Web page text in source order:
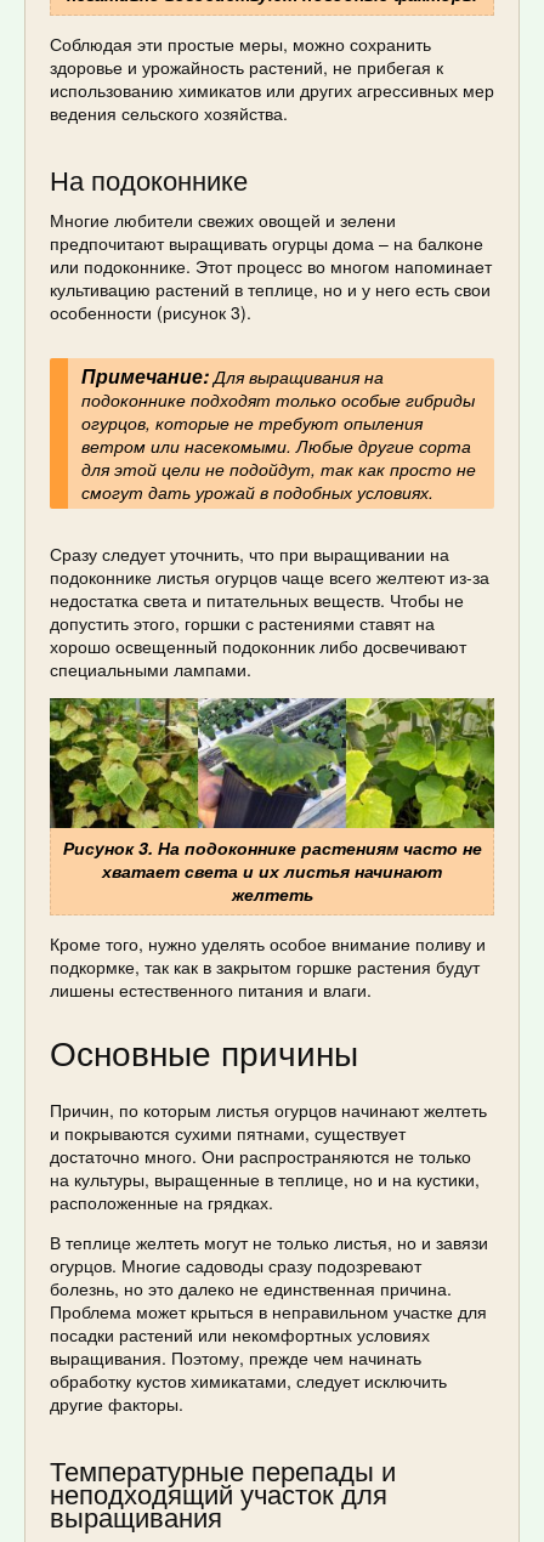
Соблюдая эти простые меры, можно сохранить
здоровье и урожайность растений, не прибегая к
использованию химикатов или других агрессивных мер
ведения сельского хозяйства.
На подоконнике
Многие любители свежих овощей и зелени
предпочитают выращивать огурцы дома – на балконе
или подоконнике. Этот процесс во многом напоминает
культивацию растений в теплице, но и у него есть свои
особенности (рисунок 3).
Примечание:Для выращивания на
подоконнике подходят только особые гибриды
огурцов, которые не требуют опыления
ветром или насекомыми. Любые другие сорта
для этой цели не подойдут, так как просто не
смогут дать урожай в подобных условиях.
Сразу следует уточнить, что при выращивании на
подоконнике листья огурцов чаще всего желтеют из-за
недостатка света и питательных веществ. Чтобы не
допустить этого, горшки с растениями ставят на
хорошо освещенный подоконник либо досвечивают
специальными лампами.
Рисунок 3. На подоконнике растениям часто не
хватает света и их листья начинают
желтеть
Кроме того, нужно уделять особое внимание поливу и
подкормке, так как в закрытом горшке растения будут
лишены естественного питания и влаги.
Основные причины
Причин, по которым листья огурцов начинают желтеть
и покрываются сухими пятнами, существует
достаточно много. Они распространяются не только
на культуры, выращенные в теплице, но и на кустики,
расположенные на грядках.
В теплице желтеть могут не только листья, но и завязи
огурцов. Многие садоводы сразу подозревают
болезнь, но это далеко не единственная причина.
Проблема может крыться в неправильном участке для
посадки растений или некомфортных условиях
выращивания. Поэтому, прежде чем начинать
обработку кустов химикатами, следует исключить
другие факторы.
Температурные перепады и
неподходящий участок для
выращивания